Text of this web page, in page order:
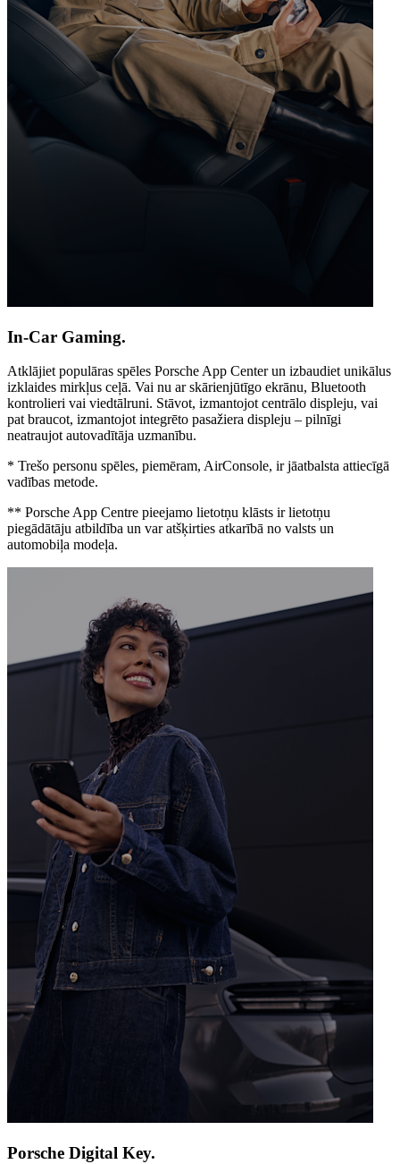
In-Car Gaming.
Atklājiet populāras spēles Porsche App Center un izbaudiet unikālus
izklaides mirkļus ceļā. Vai nu ar skārienjūtīgo ekrānu, Bluetooth
kontrolieri vai viedtālruni. Stāvot, izmantojot centrālo displeju, vai
pat braucot, izmantojot integrēto pasažiera displeju – pilnīgi
neatraujot autovadītāja uzmanību.
* Trešo personu spēles, piemēram, AirConsole, ir jāatbalsta attiecīgā
vadības metode.
** Porsche App Centre pieejamo lietotņu klāsts ir lietotņu
piegādātāju atbildība un var atšķirties atkarībā no valsts un
automobiļa modeļa.
Porsche Digital Key.